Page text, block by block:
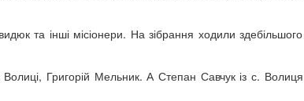
та інші місіонери. На зібрання ходили здебільшого
Григорій Мельник. А Степан Савчук із с. Волиця